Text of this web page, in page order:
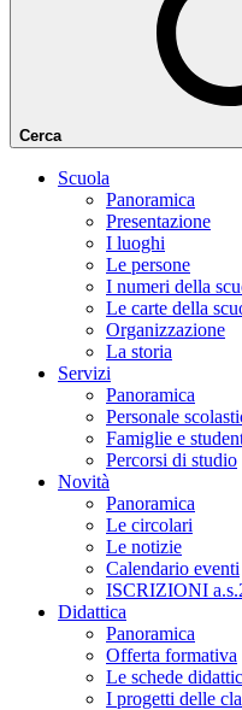
Cerca
Scuola
Panoramica
Presentazione
I luoghi
Le persone
I numeri della
Le carte della
Organizzazione
La storia
Servizi
Panoramica
Personale
Famiglie e
Percorsi di studio
Novità
Panoramica
Le circolari
Le notizie
Calendario eventi
ISCRIZIONI
Didattica
Panoramica
Offerta formativa
Le schede
I progetti delle